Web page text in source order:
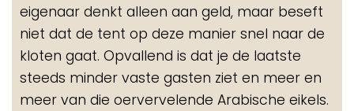
eigenaar denkt alleen aan geld, maar beseft
niet dat de tent op deze manier snel naar de
kloten gaat. Opvallend is dat je de laatste
steeds minder vaste gasten ziet en meer en
meer van die oervervelende Arabische eikels.